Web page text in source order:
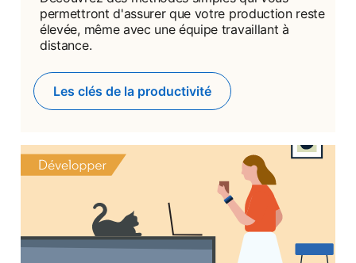
permettront d'assurer que votre production reste
élevée, même avec une équipe travaillant à
distance.
Les clés de la productivité